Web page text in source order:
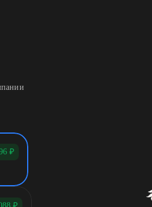
₽
₽